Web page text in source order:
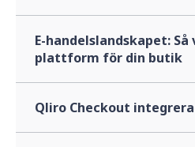
E-handelslandskapet:
plattform för din butik
Qliro Checkout